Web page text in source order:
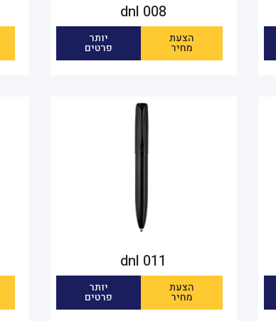
dnl 008
הצעת
מחיר
יותר
פרטים
dnl 011
הצעת
מחיר
יותר
פרטים